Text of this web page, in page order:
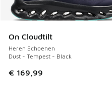
On Cloudtilt
Heren Schoenen
Dust - Tempest - Black
€ 169,99